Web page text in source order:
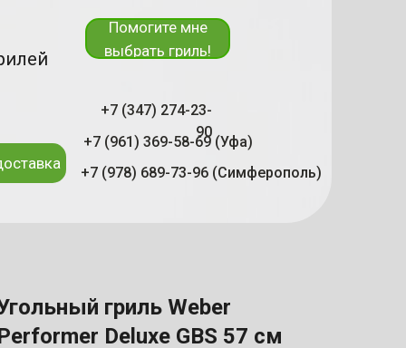
+7 (347) 274-23-
90
Помогите мне
выбрать гриль!
+7 (978) 689-73-96 (Симферополь)
+7 (961) 369-58-69 (Уфа)
гриль Weber
Deluxe GBS 57 см